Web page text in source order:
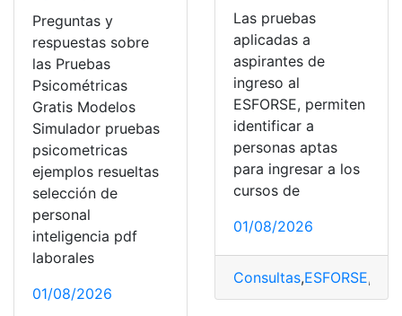
Preguntas y
respuestas sobre
las Pruebas
Psicométricas
Gratis Modelos
Simulador pruebas
psicometricas
ejemplos resueltas
selección de
personal
inteligencia pdf
laborales
01/08/2026
Las pruebas
aplicadas a
aspirantes de
ingreso al
ESFORSE, permiten
identificar a
personas aptas
para ingresar a los
cursos de
01/08/2026
Consultas,ESFORSE,